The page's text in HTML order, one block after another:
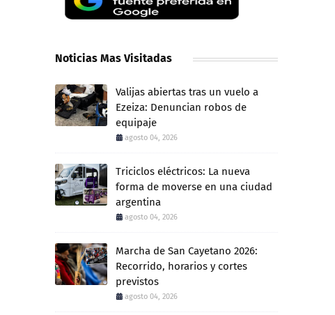
Noticias Mas Visitadas
Valijas abiertas tras un vuelo a
Ezeiza: Denuncian robos de
equipaje
agosto 04, 2026
Triciclos eléctricos: La nueva
forma de moverse en una ciudad
argentina
agosto 04, 2026
Marcha de San Cayetano 2026:
Recorrido, horarios y cortes
previstos
agosto 04, 2026